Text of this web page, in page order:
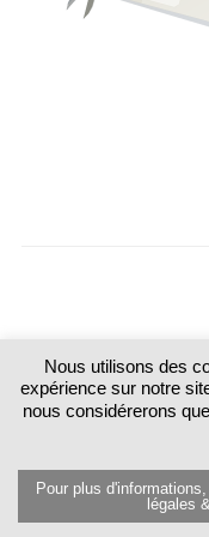
Tous droits réservés.
Nous utilisons des
expérience sur notre
nous considérerons
Pour plus
légales